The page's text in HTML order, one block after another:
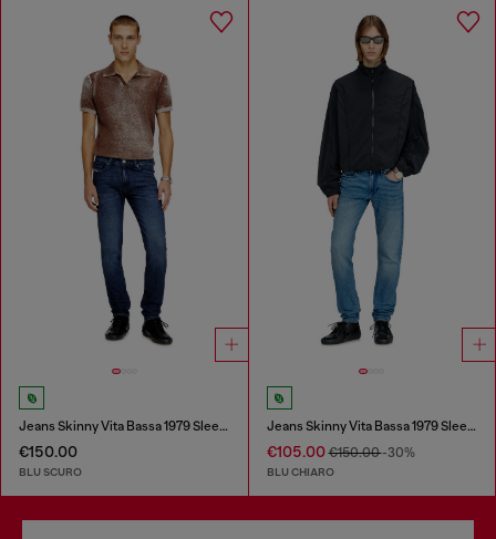
Jeans Skinny Vita Bassa 1979 Sleenker
€150.00
BLU SCURO
Jeans Skinny Vita Bassa 1979 Sleenker
€105.00€150.00-30%
BLU CHIARO